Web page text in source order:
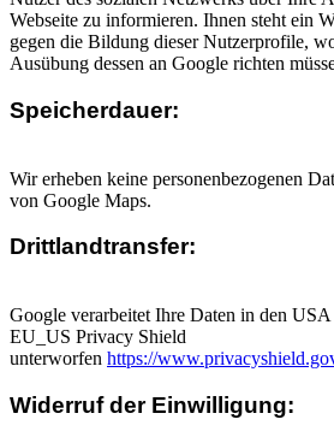
Webseite zu informieren. Ihnen steht ein
gegen die Bildung dieser Nutzerprofile,
Ausübung dessen an Google richten
Speicherdauer:
Wir erheben keine personenbezogenen
von Google Maps.
Drittlandtransfer:
Google verarbeitet Ihre Daten in den
EU_US Privacy Shield
unterworfen https://
Widerruf der Einwilligung: